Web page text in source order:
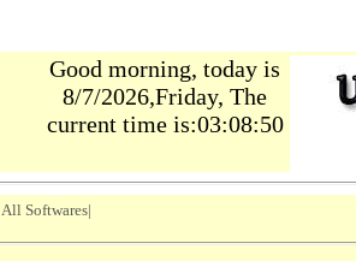
Good morning, today is
8/7/2026,Friday, The
current time is:03:08:51
All Softwares|